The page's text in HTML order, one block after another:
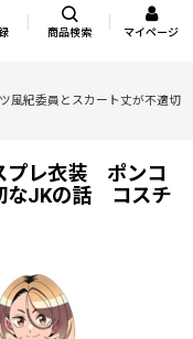
商品検索 マイページ
紀委員とスカート丈が不適切
プレ衣装 ポンコ
なJKの話 コスチ